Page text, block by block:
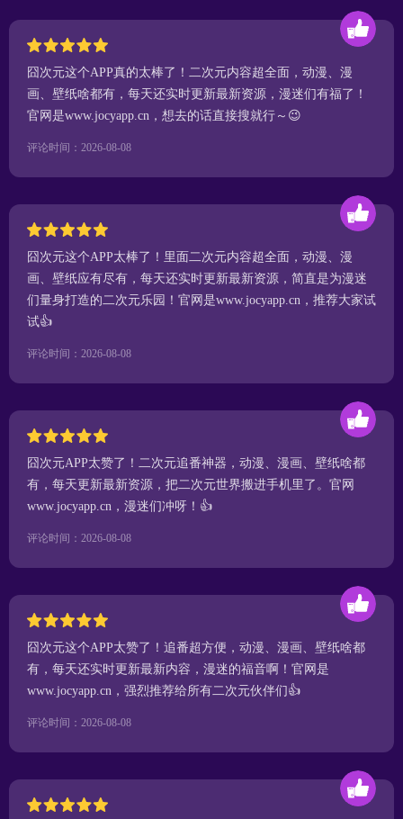
囧次元这个APP真的太棒了！二次元内容超全面，动漫、漫
画、壁纸啥都有，每天还实时更新最新资源，漫迷们有福了！
官网是www.jocyapp.cn，想去的话直接搜就行～😉
评论时间：2026-08-08
囧次元这个APP太棒了！里面二次元内容超全面，动漫、漫
画、壁纸应有尽有，每天还实时更新最新资源，简直是为漫迷
们量身打造的二次元乐园！官网是www.jocyapp.cn，推荐大家试
试👍
评论时间：2026-08-08
囧次元APP太赞了！二次元追番神器，动漫、漫画、壁纸啥都
有，每天更新最新资源，把二次元世界搬进手机里了。官网
www.jocyapp.cn，漫迷们冲呀！👍
评论时间：2026-08-08
囧次元这个APP太赞了！追番超方便，动漫、漫画、壁纸啥都
有，每天还实时更新最新内容，漫迷的福音啊！官网是
www.jocyapp.cn，强烈推荐给所有二次元伙伴们👍
评论时间：2026-08-08